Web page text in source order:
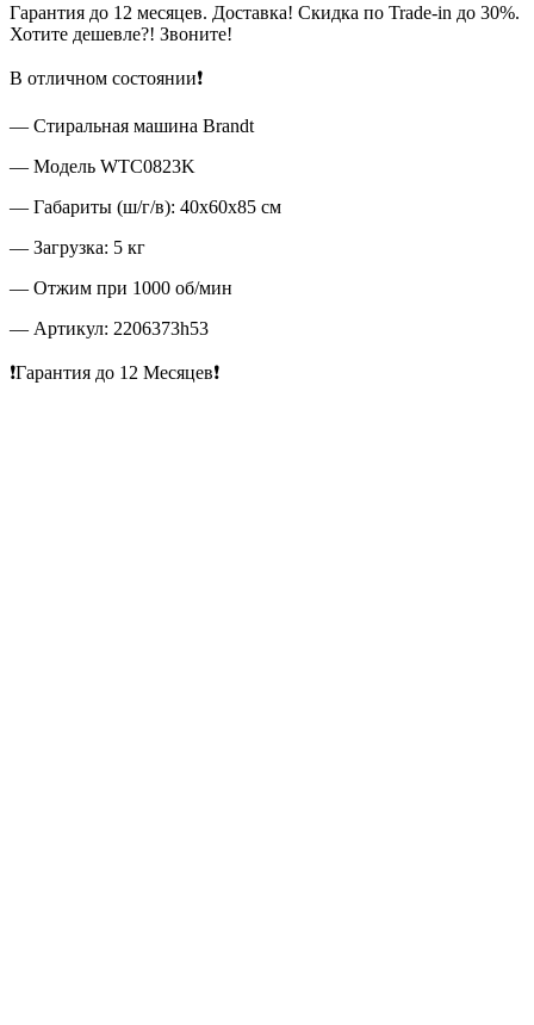
Гарантия до 12 месяцев. Доставка! Скидка по Trade-in до 30%.
Хотите дешевле?! Звоните!
В отличном состоянии❗
— Стиральная машина Brandt
— Модель WTC0823K
— Габариты (ш/г/в): 40x60x85 см
— Загрузка: 5 кг
— Отжим при 1000 об/мин
— Артикул: 2206373h53
❗Гарантия до 12 Месяцев❗